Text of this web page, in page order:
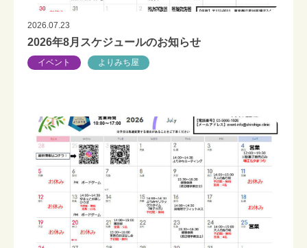
2026.07.23
2026年8月スケジュールのお知らせ
イベント よりみち屋